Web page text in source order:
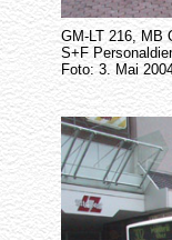
GM-LT 216, MB
S+F
Foto: 3. Mai